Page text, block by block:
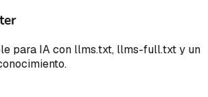
para IA con llms.txt, llms-full.txt y un